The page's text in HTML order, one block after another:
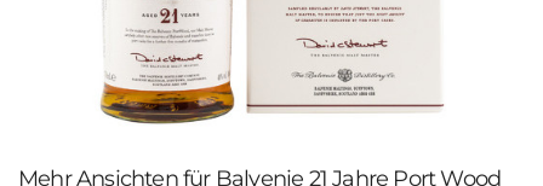
Mehr Ansichten für Balvenie 21 Jahre Port Wood